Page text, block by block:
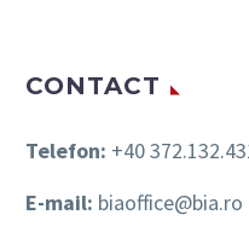
CONTACT
Telefon: +40
E-mail: biaoffice@bia.ro